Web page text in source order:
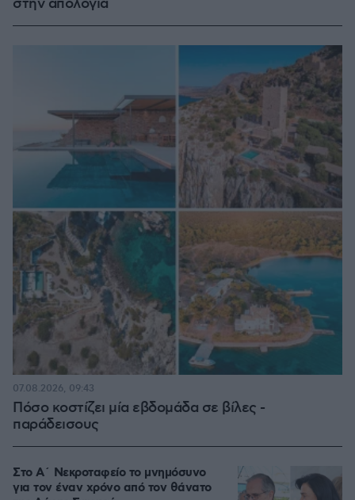
στην απολογία
Πόσο κοστίζει μία εβδομάδα σε βίλες -
παράδεισους
07.08.2026, 09:43
Στο Α΄ Νεκροταφείο το μνημόσυνο
για τον έναν χρόνο από τον θάνατο